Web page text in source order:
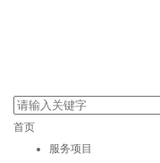
首页
服务项目